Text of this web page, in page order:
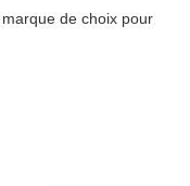
de choix pour